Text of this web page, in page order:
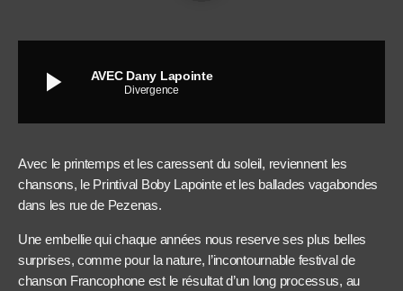
play_arrow AVEC Dany Lapointe
Divergence
Avec le printemps et les caressent du soleil, reviennent les
chansons, le Printival Boby Lapointe et les ballades vagabondes
dans les rue de Pezenas.
Une embellie qui chaque années nous reserve ses plus belles
surprises, comme pour la nature, l’incontournable festival de
chanson Francophone est le résultat d’un long processus, au